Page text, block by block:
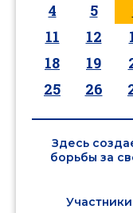
4
5
11
12
18
19
25
26
Здесь
борьбы за